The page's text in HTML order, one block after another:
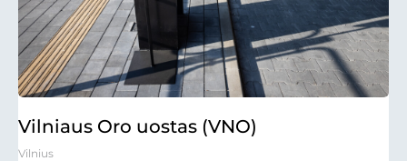
Vilniaus Oro uostas (VNO)
Vilnius